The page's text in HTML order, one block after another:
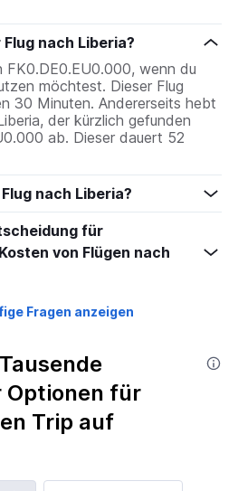
nach Liberia?
FK0.DE0.EU0.000, wenn du
möchtest. Dieser Flug
30 Minuten. Andererseits hebt
der kürzlich gefunden
ab. Dieser dauert 52
nach Liberia?
für
von Flügen nach
Fragen anzeigen
Optionen für
Trip auf